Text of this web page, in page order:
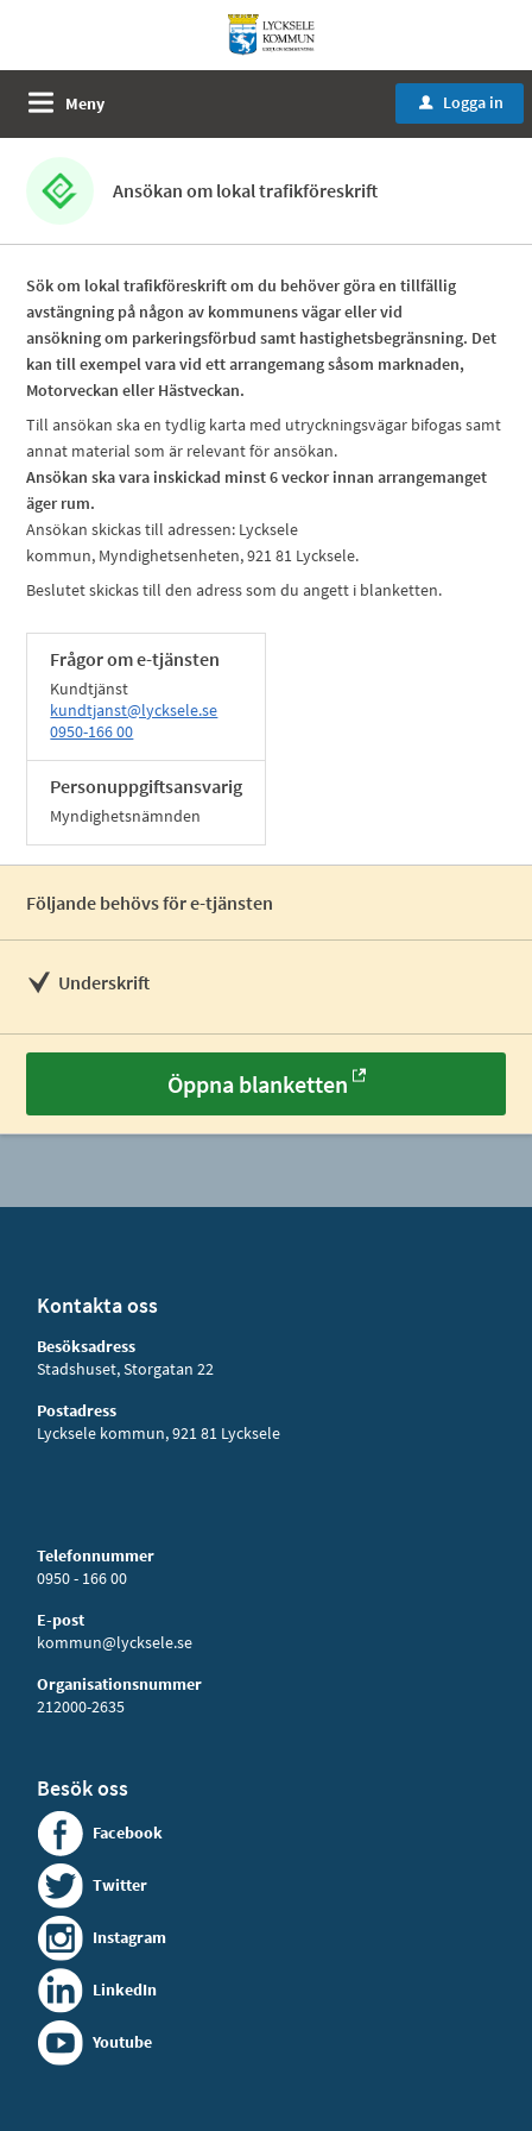
Meny u Logga in
Ansökan om lokal trafikföreskrift
Sök om lokal trafikföreskrift om du behöver göra en tillfällig
avstängning på någon av kommunens vägar eller vid
ansökning om parkeringsförbud samt hastighetsbegränsning. Det
kan till exempel vara vid ett arrangemang såsom marknaden,
Motorveckan eller Hästveckan.
Till ansökan ska en tydlig karta med utryckningsvägar bifogas samt
annat material som är relevant för ansökan.
Ansökan ska vara inskickad minst 6 veckor innan arrangemanget
äger rum.
Ansökan skickas till adressen: Lycksele
kommun, Myndighetsenheten, 921 81 Lycksele.
Beslutet skickas till den adress som du angett i blanketten.
Frågor om e-tjänsten
Kundtjänst
kundtjanst@lycksele.se
0950-166 00
Personuppgiftsansvarig
Myndighetsnämnden
Följande behövs för e-tjänsten
Underskrift
Öppna blanketten
Kontakta oss
Besöksadress
Stadshuset, Storgatan 22
Postadress
Lycksele kommun, 921 81 Lycksele
Telefonnummer
0950 - 166 00
E-post
kommun@lycksele.se
Organisationsnummer
212000-2635
Besök oss
Facebook
Twitter
Instagram
LinkedIn
Youtube